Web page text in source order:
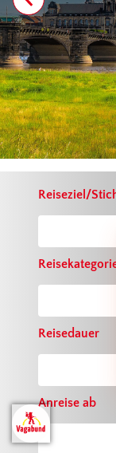
Reiseziel/
Reisedauer
Anreise ab